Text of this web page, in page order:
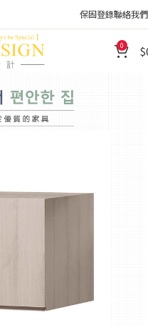
保固登錄聯絡我們
0